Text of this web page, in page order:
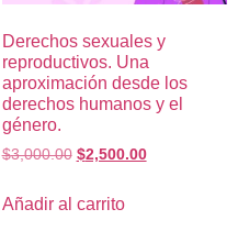
Derechos sexuales y
reproductivos. Una
aproximación desde los
derechos humanos y el
género.
$3,000.00 $2,500.00
Añadir al carrito